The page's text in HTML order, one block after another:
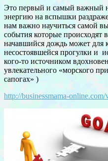
Это первый и самый важный
энергию на вспышки
нам важно научиться самой
события которые происходят
начавшийся дождь может для
несостоявшейся прогулки и
кого-то источником
увлекательного «морского
сапогах» )
http://businessmama-